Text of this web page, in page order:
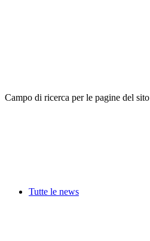
Campo di ricerca per le pagine del sito
Tutte le news